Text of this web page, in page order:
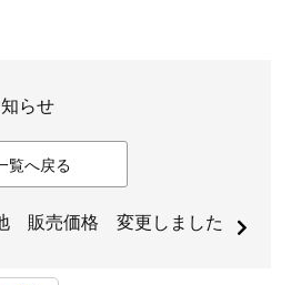
らせ
覧へ戻る
販売価格 変更しました